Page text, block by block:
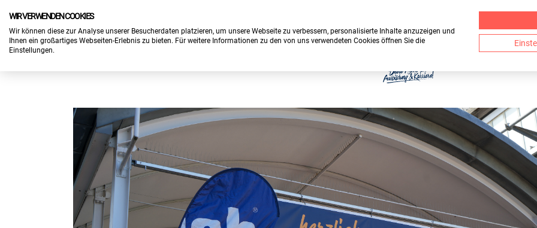
WIR VERWENDEN COOKIES
Wir können diese zur Analyse unserer Besucherdaten platzieren, um unsere Webseite zu verbessern, personalisierte Inhalte anzuzeigen und
Ihnen ein großartiges Webseiten-Erlebnis zu bieten. Für weitere Informationen zu den von uns verwendeten Cookies öffnen Sie die
Einstellungen.